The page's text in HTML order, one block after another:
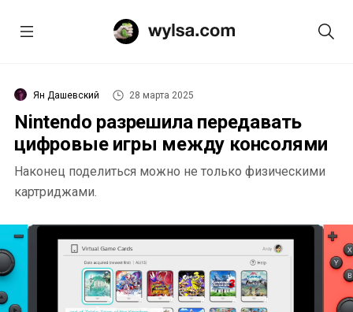
Ян Дашевский 28 марта 2025
Nintendo разрешила передавать
цифровые игры между консолями
Наконец поделиться можно не только физическими
картриджами.